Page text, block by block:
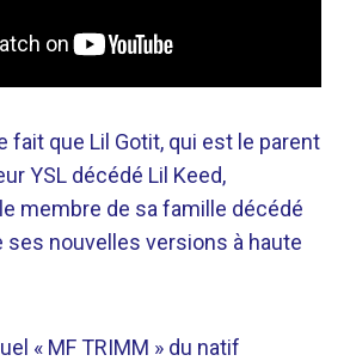
fait que Lil Gotit, qui est le parent
YSL décédé Lil Keed,
membre de sa famille décédé
ses nouvelles versions à haute
« MF TRIMM » du natif